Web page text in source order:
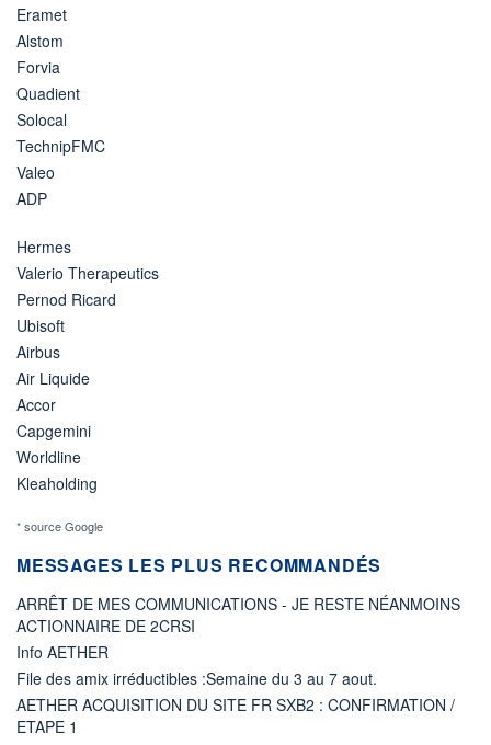
Eramet
Alstom
Forvia
Quadient
Solocal
TechnipFMC
Valeo
ADP
Hermes
Valerio Therapeutics
Pernod Ricard
Ubisoft
Airbus
Air Liquide
Accor
Capgemini
Worldline
Kleaholding
* source Google
MESSAGES LES PLUS RECOMMANDÉS
ARRÊT DE MES COMMUNICATIONS - JE RESTE NÉANMOINS
ACTIONNAIRE DE 2CRSI
Info AETHER
File des amix irréductibles :Semaine du 3 au 7 aout.
AETHER ACQUISITION DU SITE FR SXB2 : CONFIRMATION /
ETAPE 1